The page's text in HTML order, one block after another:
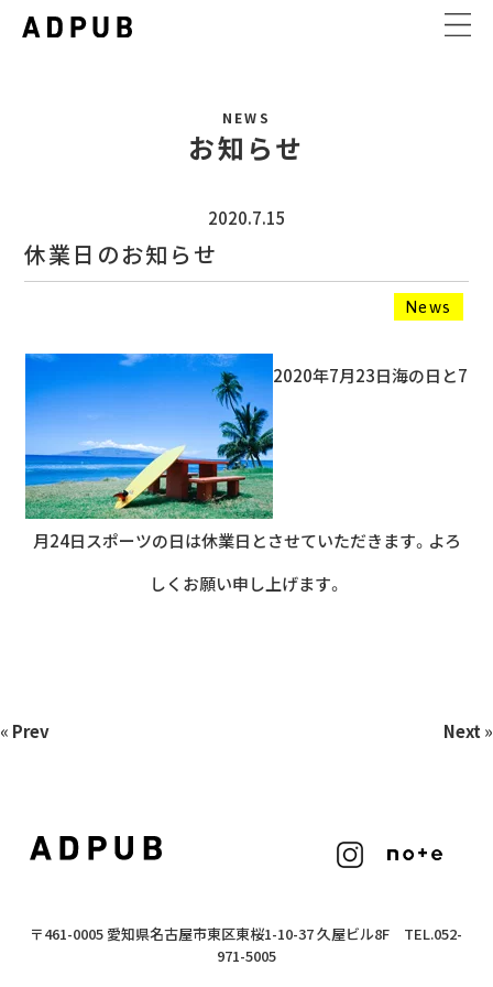
NEWS
お知らせ
2020.7.15
休業日のお知らせ
News
2020年7月23日海の日と7
月24日スポーツの日は休業日とさせていただきます。よろ
しくお願い申し上げます。
« Prev Next »
〒461-0005 愛知県名古屋市東区東桜1-10-37 久屋ビル8F TEL.052-
971-5005